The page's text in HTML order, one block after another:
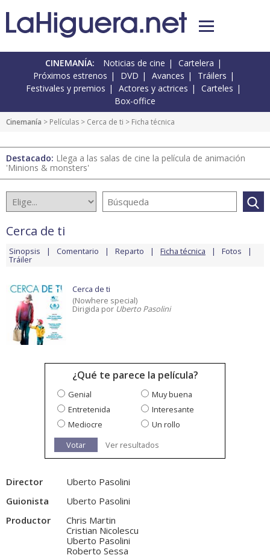
CINEMANÍA: Noticias de cine
Cartelera
Próximos estrenos
DVD Avances
Tráilers
Festivales y premios
Actores y actrices
Carteles
Box-office
Cinemanía > Películas > Cerca de ti > Ficha técnica
Destacado: Llega a las salas de cine la película de animación
'Minions & monsters'
Cerca de ti
Sinopsis Comentario Reparto Ficha técnica Fotos
Tráiler
Cerca de ti
(Nowhere special)
Dirigida porUberto Pasolini
¿Qué te parece la película?
Genial
Muy buena
Entretenida
Interesante
Mediocre
Un rollo
Votar
Ver resultados
Director
Uberto Pasolini
Guionista
Uberto Pasolini
Productor
Chris Martin
Cristian Nicolescu
Uberto Pasolini
Roberto Sessa